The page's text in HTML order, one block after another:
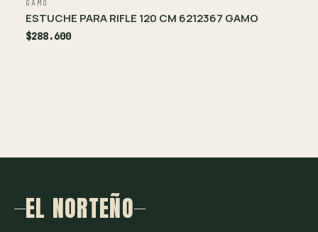
GAMO
ESTUCHE PARA RIFLE 120 CM 6212367 GAMO
$288.600
EL NORTEÑO